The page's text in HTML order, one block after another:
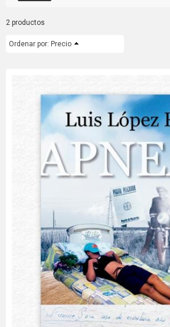
2 productos
Ordenar por: Precio